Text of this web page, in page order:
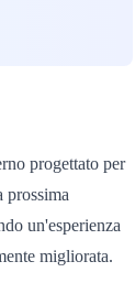
progettato per
prossima
un'esperienza
migliorata.